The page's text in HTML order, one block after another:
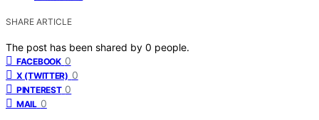
SHARE ARTICLE
The post has been shared by 0 people.
FACEBOOK 0
X (TWITTER) 0
PINTEREST 0
MAIL 0